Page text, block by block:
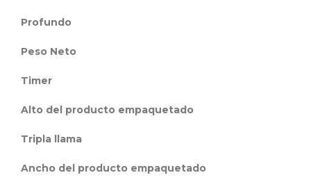
Profundo
Peso Neto
Timer
Alto del producto empaquetado
Tripla llama
Ancho del producto empaquetado